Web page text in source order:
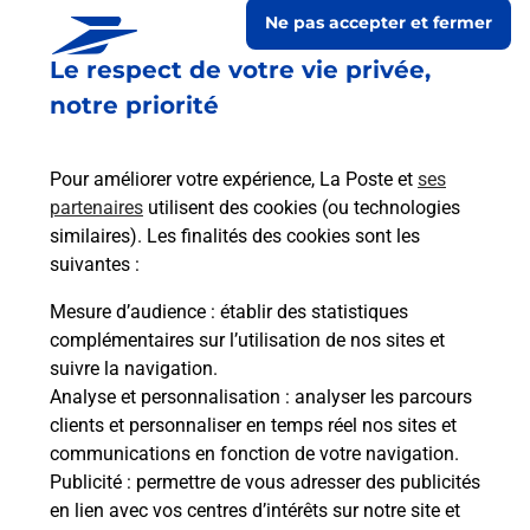
Le respect de votre vie privée,
notre priorité
Pour améliorer votre expérience, La Poste et ses
partenaires utilisent des cookies (ou technologies
similaires). Les finalités des cookies sont les
suivantes :
Mesure d’audience : établir des statistiques
complémentaires sur l’utilisation de nos sites et
suivre la navigation.
Analyse et personnalisation : analyser les parcours
clients et personnaliser en temps réel nos sites et
communications en fonction de votre navigation.
Publicité : permettre de vous adresser des publicités
en lien avec vos centres d’intérêts sur notre site et
Ne pas accepter et fermer
Collecte du courrier aujourd'hui à 08h00
1 Rue Du Guet Joly
10210 Lagesse
Itinéraire
Le lien s'ouvre dans un nouvel onglet